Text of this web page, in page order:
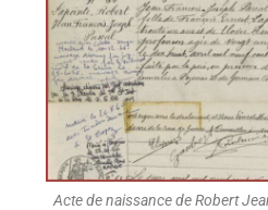
Acte de naissance de Robert